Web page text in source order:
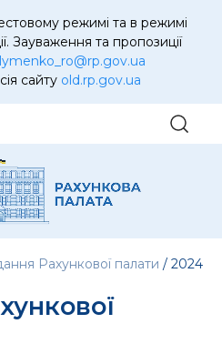
режимі та в режимі
Зауваження та пропозиції
сайту old.rp.gov.ua
Рахункової палати 2024